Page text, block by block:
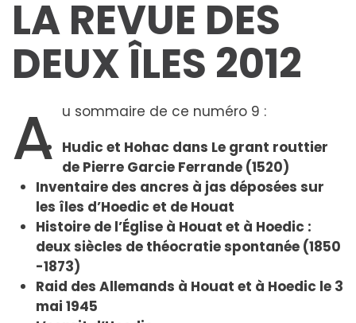
LA REVUE DES
DEUX ÎLES 2012
A u sommaire de ce numéro 9 :
Hudic et Hohac dans Le grant routtier
de Pierre Garcie Ferrande (1520)
Inventaire des ancres à jas déposées sur
les îles d’Hoedic et de Houat
Histoire de l’Église à Houat et à Hoedic :
deux siècles de théocratie spontanée (1850
-1873)
Raid des Allemands à Houat et à Hoedic le 3
mai 1945